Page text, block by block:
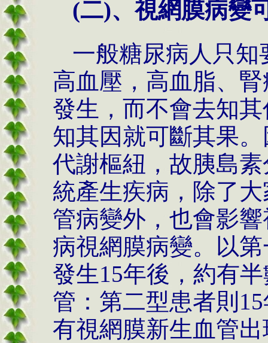
(二)、視網膜病變
一般糖尿病人只
高血壓，高血脂、
發生，而不會去知
知其因就可斷其果
代謝樞紐，故胰島
統產生疾病，除了
管病變外，也會影
病視網膜病變。以
發生15年後，約有
管：第二型患者則
有視網膜新生血管